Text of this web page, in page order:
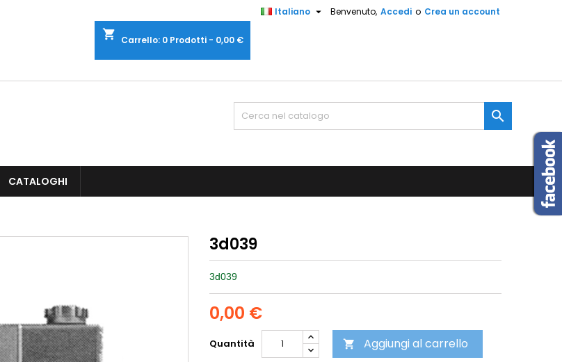
Benvenuto, Accedi o Crea un account
Italiano 
shopping_cart Carrello: 0 Prodotti - 0,00 €

CATALOGHI
3d039
3d039
0,00 €
Quantità  Aggiungi al carrello